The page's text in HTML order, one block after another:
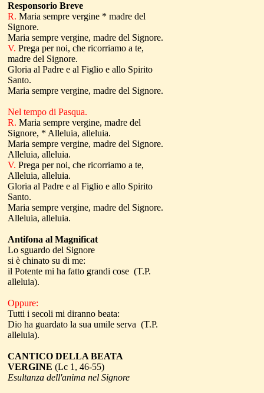
Responsorio Breve
R. Maria sempre vergine * madre del
Signore.
Maria sempre vergine, madre del Signore.
V. Prega per noi, che ricorriamo a te,
madre del Signore.
Gloria al Padre e al Figlio e allo Spirito
Santo.
Maria sempre vergine, madre del Signore.
Nel tempo di Pasqua.
R. Maria sempre vergine, madre del
Signore, * Alleluia, alleluia.
Maria sempre vergine, madre del Signore.
Alleluia, alleluia.
V. Prega per noi, che ricorriamo a te,
Alleluia, alleluia.
Gloria al Padre e al Figlio e allo Spirito
Santo.
Maria sempre vergine, madre del Signore.
Alleluia, alleluia.
Antifona al Magnificat
Lo sguardo del Signore
si è chinato su di me:
il Potente mi ha fatto grandi cose (T.P.
alleluia).
Oppure:
Tutti i secoli mi diranno beata:
Dio ha guardato la sua umile serva (T.P.
alleluia).
CANTICO DELLA BEATA
VERGINE (Lc 1, 46-55)
Esultanza dell'anima nel Signore